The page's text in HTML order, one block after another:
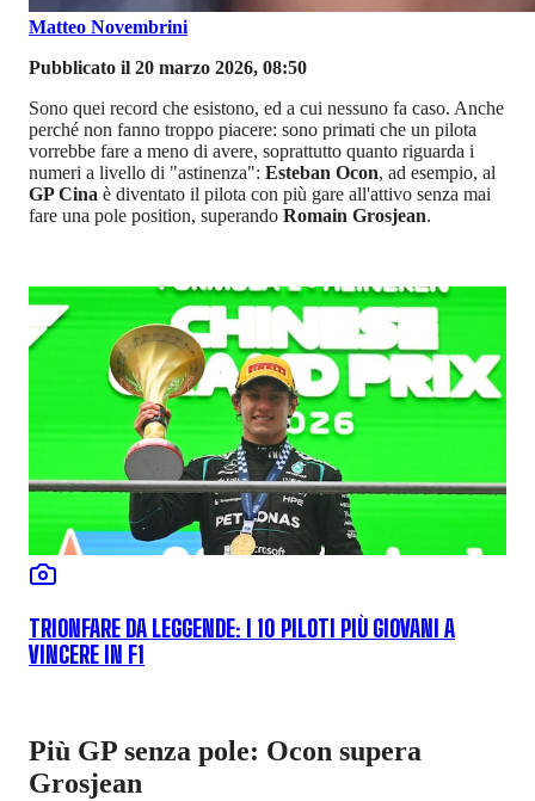
Matteo Novembrini
Pubblicato il 20 marzo 2026, 08:50
Sono quei record che esistono, ed a cui nessuno fa caso. Anche
perché non fanno troppo piacere: sono primati che un pilota
vorrebbe fare a meno di avere, soprattutto quanto riguarda i
numeri a livello di "astinenza": Esteban Ocon, ad esempio, al
GP Cina è diventato il pilota con più gare all'attivo senza mai
fare una pole position, superando Romain Grosjean.
TRIONFARE DA LEGGENDE: I 10 PILOTI PIÙ GIOVANI A
VINCERE IN F1
Più GP senza pole: Ocon supera
Grosjean